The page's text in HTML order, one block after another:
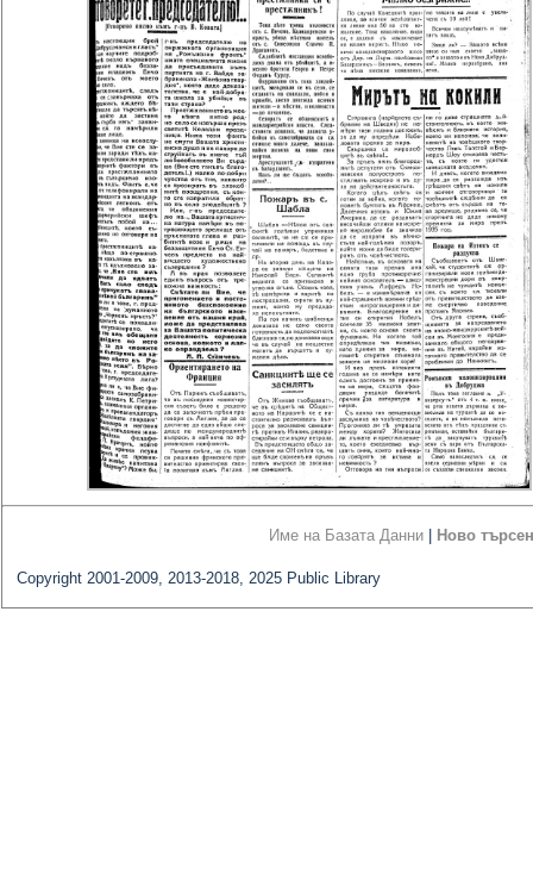
Име на Базата Данни Ново
Copyright 2001-2009, 2013-2018, 2025 Public Library